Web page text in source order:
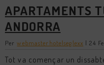
APARTAMENTS
ANDORRA
Perwebmasterhotelseglexx |24
Tot va començar un